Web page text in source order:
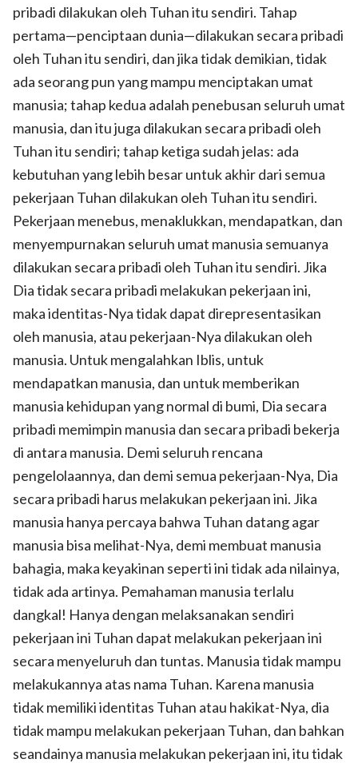
pribadi dilakukan oleh Tuhan itu sendiri. Tahap
pertama—penciptaan dunia—dilakukan secara pribadi
oleh Tuhan itu sendiri, dan jika tidak demikian, tidak
ada seorang pun yang mampu menciptakan umat
manusia; tahap kedua adalah penebusan seluruh umat
manusia, dan itu juga dilakukan secara pribadi oleh
Tuhan itu sendiri; tahap ketiga sudah jelas: ada
kebutuhan yang lebih besar untuk akhir dari semua
pekerjaan Tuhan dilakukan oleh Tuhan itu sendiri.
Pekerjaan menebus, menaklukkan, mendapatkan, dan
menyempurnakan seluruh umat manusia semuanya
dilakukan secara pribadi oleh Tuhan itu sendiri. Jika
Dia tidak secara pribadi melakukan pekerjaan ini,
maka identitas-Nya tidak dapat direpresentasikan
oleh manusia, atau pekerjaan-Nya dilakukan oleh
manusia. Untuk mengalahkan Iblis, untuk
mendapatkan manusia, dan untuk memberikan
manusia kehidupan yang normal di bumi, Dia secara
pribadi memimpin manusia dan secara pribadi bekerja
di antara manusia. Demi seluruh rencana
pengelolaannya, dan demi semua pekerjaan-Nya, Dia
secara pribadi harus melakukan pekerjaan ini. Jika
manusia hanya percaya bahwa Tuhan datang agar
manusia bisa melihat-Nya, demi membuat manusia
bahagia, maka keyakinan seperti ini tidak ada nilainya,
tidak ada artinya. Pemahaman manusia terlalu
dangkal! Hanya dengan melaksanakan sendiri
pekerjaan ini Tuhan dapat melakukan pekerjaan ini
secara menyeluruh dan tuntas. Manusia tidak mampu
melakukannya atas nama Tuhan. Karena manusia
tidak memiliki identitas Tuhan atau hakikat-Nya, dia
tidak mampu melakukan pekerjaan Tuhan, dan bahkan
seandainya manusia melakukan pekerjaan ini, itu tidak